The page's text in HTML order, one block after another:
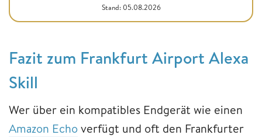
Stand: 05.08.2026
Fazit zum Frankfurt Airport Alexa
Skill
Wer über ein kompatibles Endgerät wie einen
Amazon Echoverfügt und oft den Frankfurter